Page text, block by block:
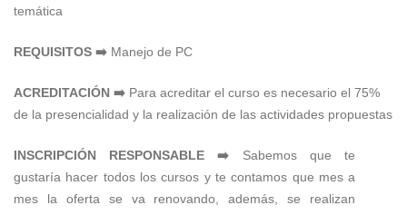
temática
REQUISITOS ➡️ Manejo de PC
ACREDITACIÓN ➡️ Para acreditar el curso es necesario el 75%
de la presencialidad y la realización de las actividades propuestas
INSCRIPCIÓN RESPONSABLE ➡️ Sabemos que te
gustaría hacer todos los cursos y te contamos que mes a
mes la oferta se va renovando, además, se realizan